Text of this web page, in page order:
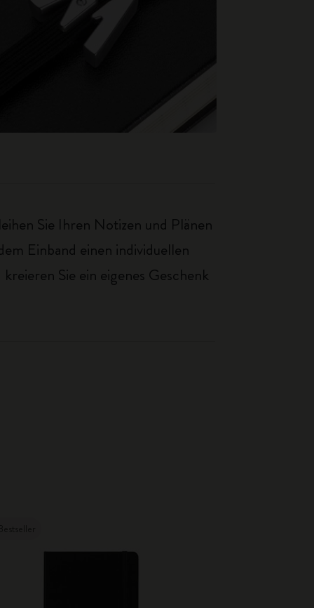
Sie Ihren Notizen und Plänen
Einband einen individuellen
Sie ein eigenes Geschenk